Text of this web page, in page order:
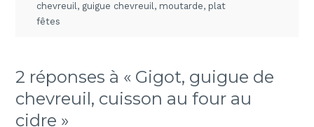
chevreuil, guigue chevreuil, moutarde, plat
fêtes
2 réponses à « Gigot, guigue de
chevreuil, cuisson au four au
cidre »